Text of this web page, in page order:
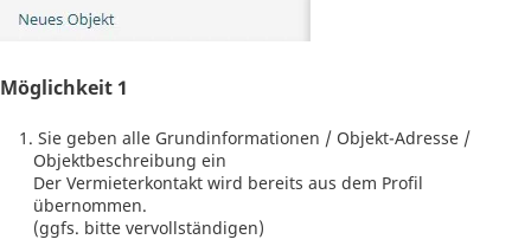
Möglichkeit 1
Sie geben alle Grundinformationen / Objekt-Adresse /
Objektbeschreibung ein
Der Vermieterkontakt wird bereits aus dem Profil
übernommen.
(ggfs. bitte vervollständigen)